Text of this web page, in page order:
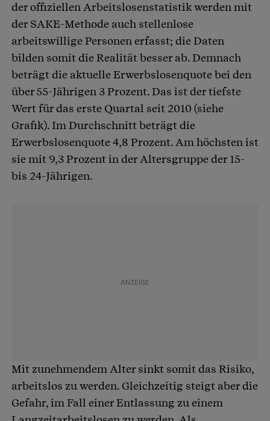
der offiziellen Arbeitslosenstatistik werden mit
der SAKE-Methode auch stellenlose
arbeitswillige Personen erfasst; die Daten
bilden somit die Realität besser ab. Demnach
beträgt die aktuelle Erwerbslosenquote bei den
über 55-Jährigen 3 Prozent. Das ist der tiefste
Wert für das erste Quartal seit 2010 (siehe
Grafik). Im Durchschnitt beträgt die
Erwerbslosenquote 4,8 Prozent. Am höchsten ist
sie mit 9,3 Prozent in der Altersgruppe der 15-
bis 24-Jährigen.
Mit zunehmendem Alter sinkt somit das Risiko,
arbeitslos zu werden. Gleichzeitig steigt aber die
Gefahr, im Fall einer Entlassung zu einem